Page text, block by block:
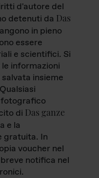
d'autore del
detenuti da Das
in pieno
essere
e scientifici. Si
informazioni
insieme
fotografico
di Das ganze
e la
gratuita. In
voucher nel
notifica nel